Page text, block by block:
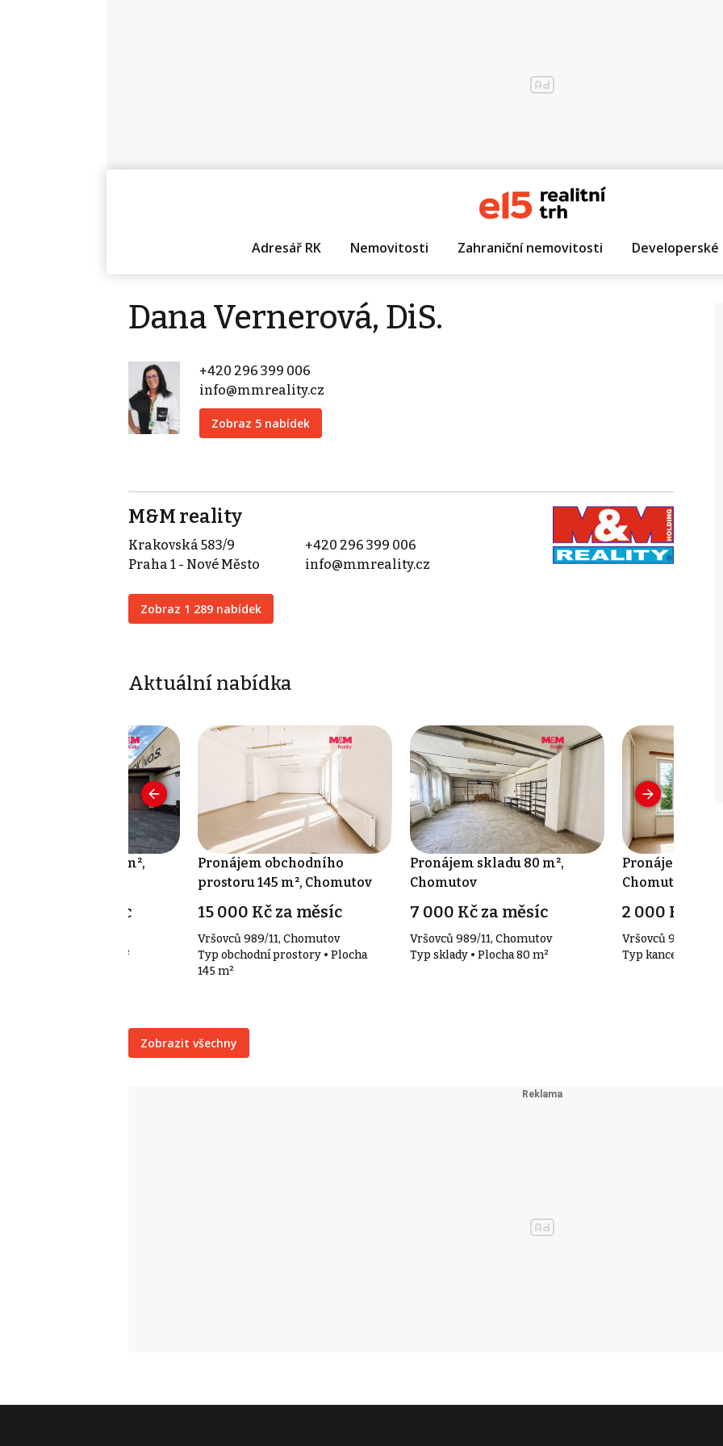
Adresář RK Nemovitosti Zahraniční nemovitosti
Dana Vernerová, DiS.
+420 296 399 006
info@mmreality.cz
Zobraz 5 nabídek
M&M reality
Krakovská 583/9
Praha 1 - Nové Město
Zobraz 1 289 nabídek
+420 296 399 006
info@mmreality.cz
Aktuální nabídka
skladu 166 m²,
000 Kč za měsíc
sklady • Plocha 166 m²
Pronájem obchodního
prostoru 145 m², Chomutov
15 000 Kč za měsíc
Vršovců 989/11, Chomutov
Typ obchodní prostory • Plocha
145 m²
Pronájem skladu 80 m²,
Chomutov
7 000 Kč za měsíc
Vršovců 989/11, Chomutov
Typ sklady • Plocha 80 m²
Pronájem
Chomutov
2 000 Kč za
Vršovců 989/11,
Typ kanceláře •
Zobrazit všechny